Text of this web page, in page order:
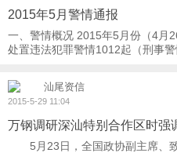
2015年5月警情通报
一、警情概况 2015年5月份（4月26日至5月25日），全市110共接报
处置违法犯罪警情1012起（刑事
汕尾资信
2015-5-29 11:04
万钢调研深汕特别合作区时强
5月23日，全国政协副主席、